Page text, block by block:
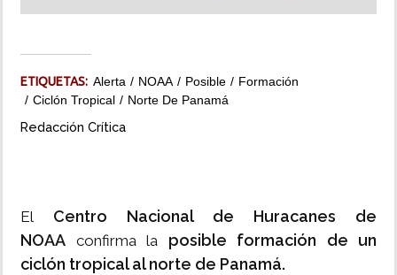
ETIQUETAS: Alerta NOAA Posible
Formación
Ciclón Tropical
Norte De Panamá
Redacción Crítica
El Centro Nacional de Huracanes de
NOAA confirma la posible formación de un
ciclón tropical al norte de Panamá.